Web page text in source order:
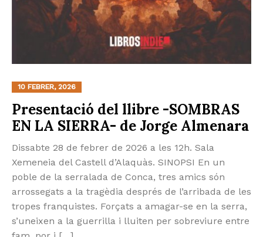
10 FEBRER, 2026
Presentació del llibre -SOMBRAS
EN LA SIERRA- de Jorge Almenara
Dissabte 28 de febrer de 2026 a les 12h. Sala
Xemeneia del Castell d’Alaquàs. SINOPSI En un
poble de la serralada de Conca, tres amics són
arrossegats a la tragèdia després de l’arribada de les
tropes franquistes. Forçats a amagar-se en la serra,
s’uneixen a la guerrilla i lluiten per sobreviure entre